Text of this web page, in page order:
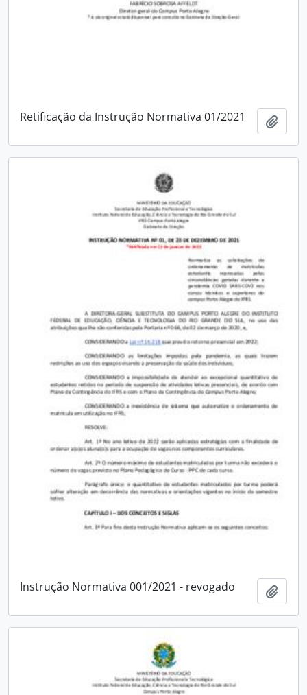
Retificação da Instrução Normativa 01/2021
Instrução Normativa 001/2021 - revogado